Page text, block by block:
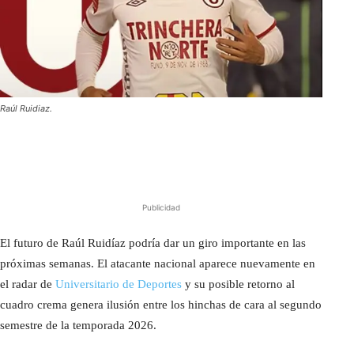
Raúl Ruidiaz.
Publicidad
El futuro de Raúl Ruidíaz podría dar un giro importante en las
próximas semanas. El atacante nacional aparece nuevamente en
el radar de Universitario de Deportes y su posible retorno al
cuadro crema genera ilusión entre los hinchas de cara al segundo
semestre de la temporada 2026.